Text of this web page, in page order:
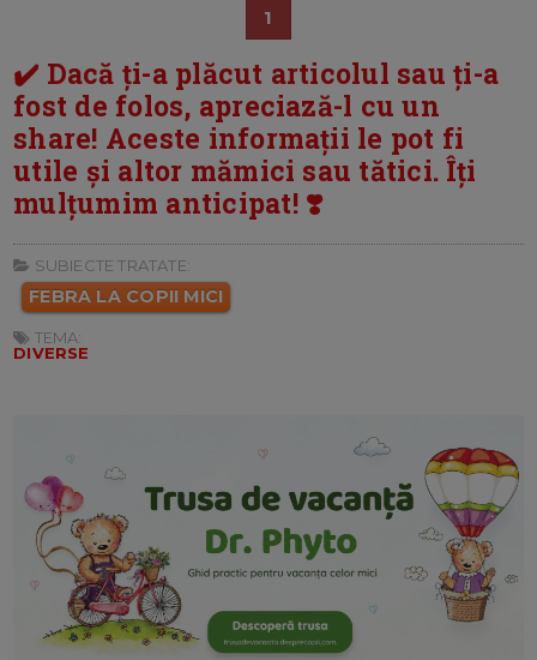
1
✔️ Dacă ți-a plăcut articolul sau ți-a
fost de folos, apreciază-l cu un
share! Aceste informații le pot fi
utile și altor mămici sau tătici. Îți
mulțumim anticipat! ❣️
SUBIECTE TRATATE:
FEBRA LA COPII MICI
TEMA:
DIVERSE